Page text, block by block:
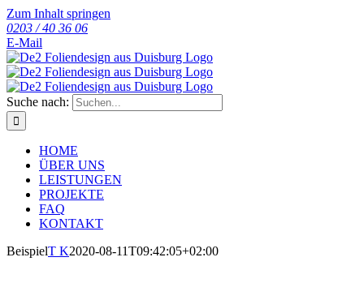
Zum Inhalt springen
0203 / 40 36 06
E-Mail
Suche nach:
HOME
ÜBER UNS
LEISTUNGEN
PROJEKTE
FAQ
KONTAKT
BeispielT K2020-08-11T09:42:05+02:00